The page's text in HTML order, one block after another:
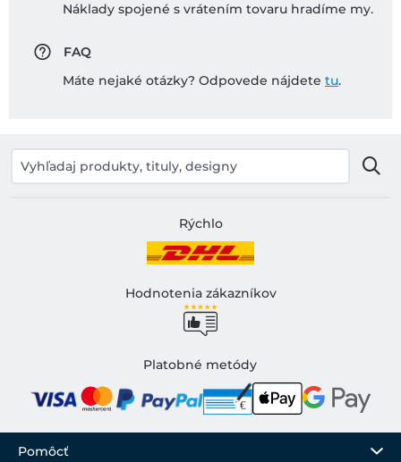
Náklady spojené s vrátením tovaru hradíme my.
FAQ
Máte nejaké otázky? Odpovede nájdete tu.
Rýchlo
Hodnotenia zákazníkov
Platobné metódy
Pomôcť